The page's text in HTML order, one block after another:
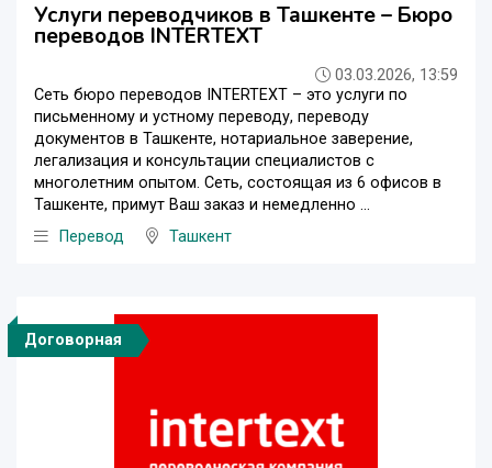
Услуги переводчиков в Ташкенте – Бюро
переводов INTERTEXT
03.03.2026, 13:59
Сеть бюро переводов INTERTEXT – это услуги по
письменному и устному переводу, переводу
документов в Ташкенте, нотариальное заверение,
легализация и консультации специалистов с
многолетним опытом. Сеть, состоящая из 6 офисов в
Ташкенте, примут Ваш заказ и немедленно ...
Перевод
Ташкент
Договорная